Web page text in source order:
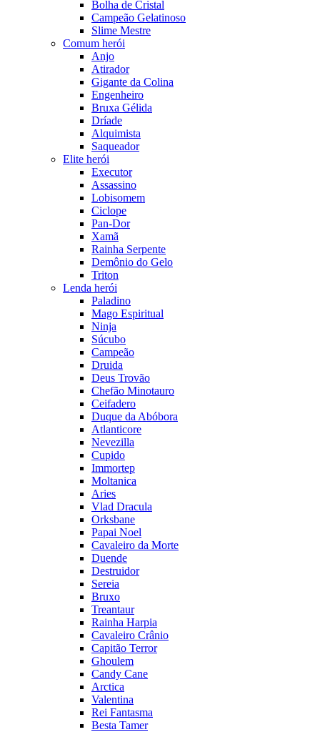
Bolha de Cristal
Campeão Gelatinoso
Slime Mestre
Comum herói
Anjo
Atirador
Gigante da Colina
Engenheiro
Bruxa Gélida
Dríade
Alquimista
Saqueador
Elite herói
Executor
Assassino
Lobisomem
Ciclope
Pan-Dor
Xamã
Rainha Serpente
Demônio do Gelo
Triton
Lenda herói
Paladino
Mago Espiritual
Ninja
Súcubo
Campeão
Druida
Deus Trovão
Chefão Minotauro
Ceifadero
Duque da Abóbora
Atlanticore
Nevezilla
Cupido
Immortep
Moltanica
Aries
Vlad Dracula
Orksbane
Papai Noel
Cavaleiro da Morte
Duende
Destruidor
Sereia
Bruxo
Treantaur
Rainha Harpia
Cavaleiro Crânio
Capitão Terror
Ghoulem
Candy Cane
Arctica
Valentina
Rei Fantasma
Besta Tamer